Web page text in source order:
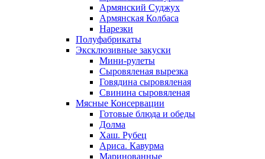
Армянский Суджух
Армянская Колбаса
Нарезки
Полуфабрикаты
Эксклюзивные закуски
Мини-рулеты
Сыровяленая вырезка
Говядина сыровяленая
Свинина сыровяленая
Мясные Консервации
Готовые блюда и обеды
Долма
Хаш. Рубец
Ариса. Кавурма
Маринованные